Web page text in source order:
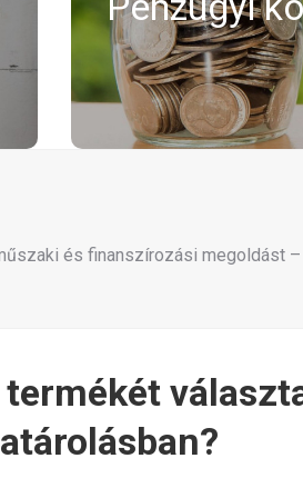
él a pályázati
Manitu partnerként
és finanszírozási megoldást